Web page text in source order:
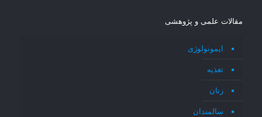
مقالات علمی و پژوهشی
ایمونولوژی
تغذیه
زنان
سالمندان